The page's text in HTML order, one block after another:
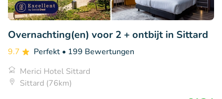
Overnachting(en) voor 2 + ontbijt in Sittard
9.7 Perfekt • 199 Bewertungen
Merici Hotel Sittard
Sittard (76km)